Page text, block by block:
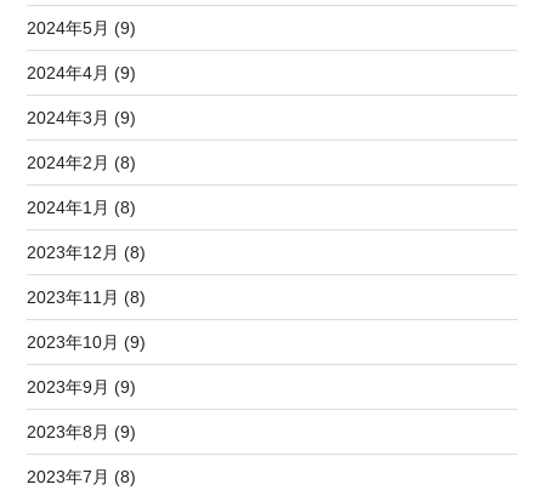
2024年5月 (9)
2024年4月 (9)
2024年3月 (9)
2024年2月 (8)
2024年1月 (8)
2023年12月 (8)
2023年11月 (8)
2023年10月 (9)
2023年9月 (9)
2023年8月 (9)
2023年7月 (8)